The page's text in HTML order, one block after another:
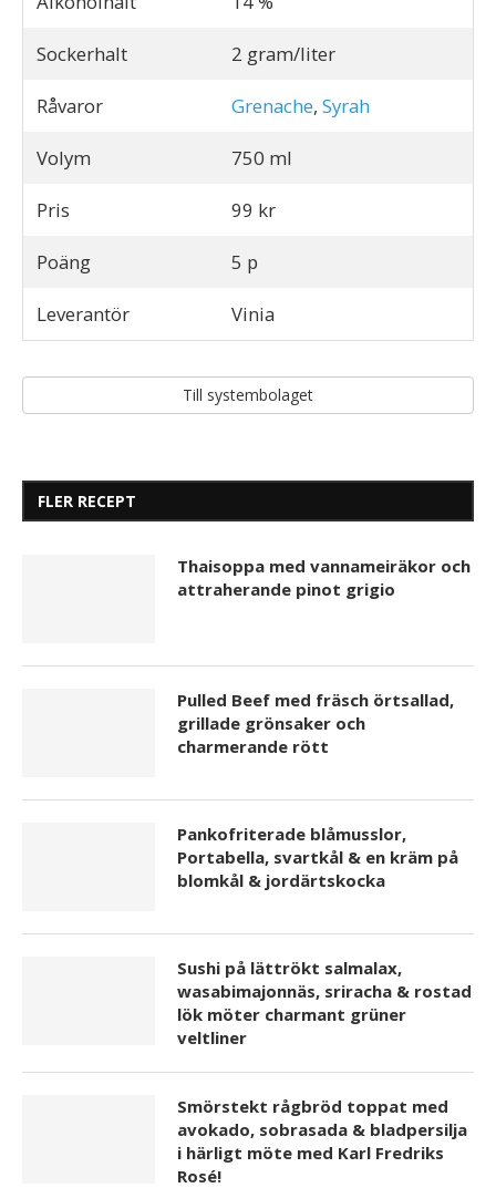
Sockerhalt 2 gram/liter
Råvaror Grenache, Syrah
Volym 750 ml
Pris 99 kr
Poäng 5 p
Leverantör Vinia
Till systembolaget
FLER RECEPT
Thaisoppa med vannameiräkor och
attraherande pinot grigio
Pulled Beef med fräsch örtsallad,
grillade grönsaker och
charmerande rött
Pankofriterade blåmusslor,
Portabella, svartkål & en kräm på
blomkål & jordärtskocka
Sushi på lättrökt salmalax,
wasabimajonnäs, sriracha & rostad
lök möter charmant grüner
veltliner
Smörstekt rågbröd toppat med
avokado, sobrasada & bladpersilja
i härligt möte med Karl Fredriks
Rosé!